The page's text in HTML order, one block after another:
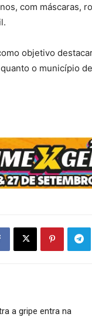
com máscaras,
objetivo
o município
a gripe entra na